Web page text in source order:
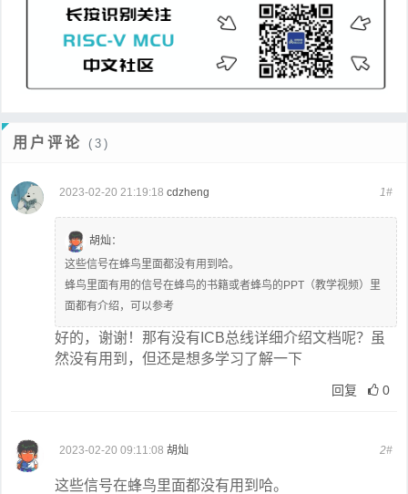
用户评论 (3)
2023-02-20 21:19:18 cdzheng 1#
胡灿 ：
这些信号在蜂鸟里面都没有用到哈。
蜂鸟里面有用的信号在蜂鸟的书籍或者蜂鸟的PPT（教学视频）里
面都有介绍，可以参考
好的，谢谢！那有没有ICB总线详细介绍文档呢？虽
然没有用到，但还是想多学习了解一下
回复 0
2023-02-20 09:11:08 胡灿 2#
这些信号在蜂鸟里面都没有用到哈。